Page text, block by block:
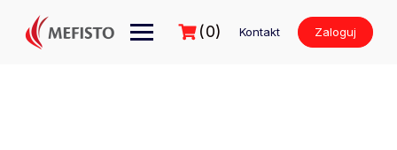
treści
(0) Kontakt Zaloguj